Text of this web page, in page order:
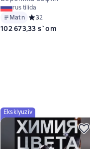
rus tilida
Matn Средний рейтинг 3
32
102 673,33 s`om
Eksklyuziv